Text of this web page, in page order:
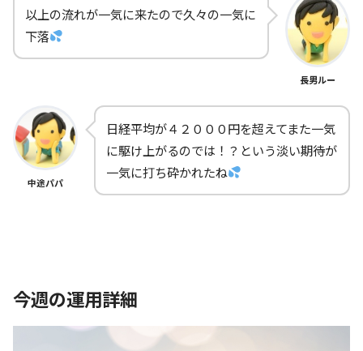
以上の流れが一気に来たので久々の一気に
下落
長男ルー
中途パパ
日経平均が４２０００円を超えてまた一気
に駆け上がるのでは！？という淡い期待が
一気に打ち砕かれたね
今週の運用詳細